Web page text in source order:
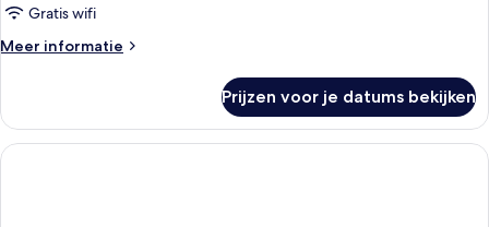
Gratis wifi
Meer informatie
Meer
Prijzen voor je datums bekijken